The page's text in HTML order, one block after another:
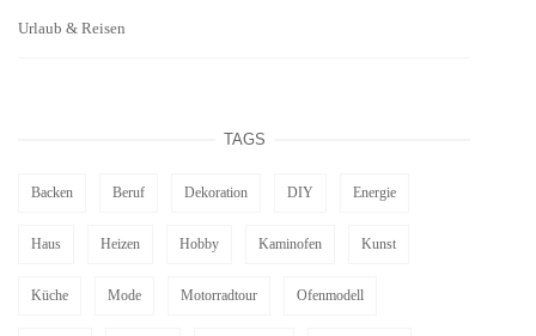
Urlaub & Reisen
TAGS
Backen Beruf Dekoration DIY Energie
Haus Heizen Hobby Kaminofen Kunst
Küche Mode Motorradtour Ofenmodell